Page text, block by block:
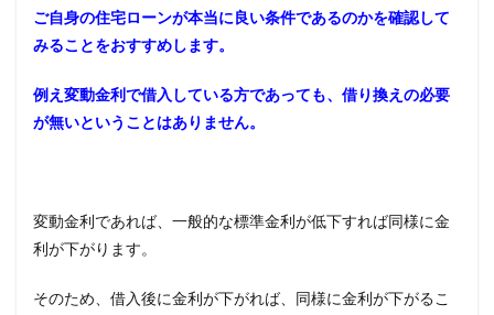
4.4
印紙
4.5
登記
4.6
料
5
ご自身の住宅ローンが本当に良い条件であるのかを確認して
みることをおすすめします。
例え変動金利で借入している方であっても、借り換えの必要
が無いということはありません。
変動金利であれば、一般的な標準金利が低下すれば同様に金
利が下がります。
そのため、借入後に金利が下がれば、同様に金利が下がるこ